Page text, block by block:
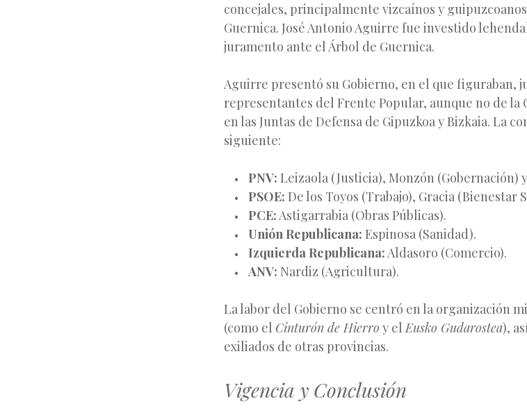
concejales, principalmente vizcaínos y
Guernica. José Antonio Aguirre fue investido
juramento ante el Árbol de Guernica.
Aguirre presentó su Gobierno, en el que figuraban,
representantes del Frente Popular, aunque no de la
en las Juntas de Defensa de Gipuzkoa y Bizkaia. La
siguiente:
PNV: Leizaola (Justicia), Monzón (Gobernación)
PSOE: De los Toyos (Trabajo), Gracia (Bienestar
PCE:Astigarrabia (Obras Públicas).
Unión Republicana: Espinosa (Sanidad).
Izquierda Republicana:Aldasoro (Comercio).
ANV: Nardiz (Agricultura).
La labor del Gobierno se centró en la organización
(como el Cinturón de Hierro y elEusko Gudarostea),
exiliados de otras provincias.
Vigencia y Conclusión